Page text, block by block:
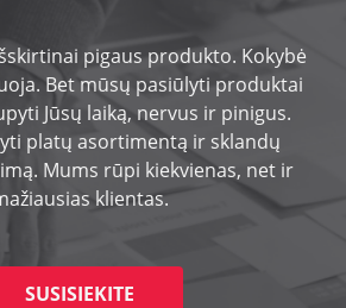
pigaus produkto. Kokybė
Bet mūsų pasiūlyti produktai
Jūsų laiką, nervus ir pinigus.
platų asortimentą ir sklandų
Mums rūpi kiekvienas, net ir
klientas.
SUSISIEKITE